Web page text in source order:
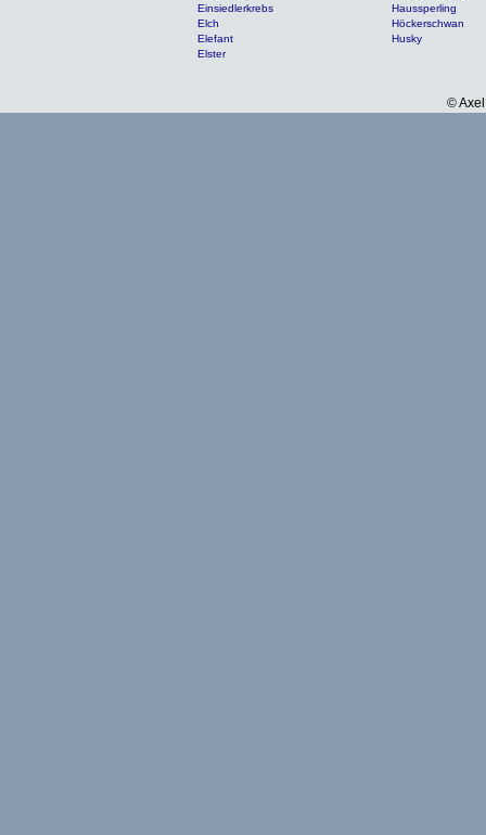
Einsiedlerkrebs
Elch
Elefant
Elster
Haussperling
Höckerschwan
Husky
©